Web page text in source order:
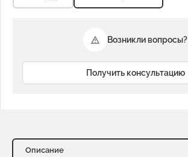
Возникли вопросы?
Получить консультацию
Описание